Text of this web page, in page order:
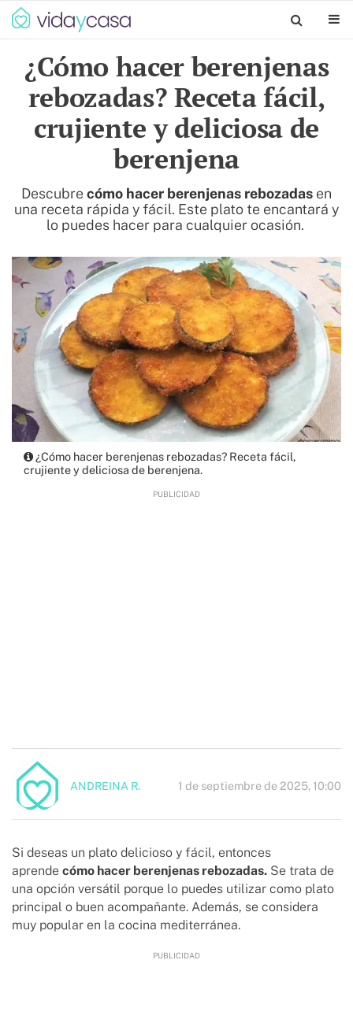
¿Cómo hacer berenjenas
rebozadas? Receta fácil,
crujiente y deliciosa de
berenjena
Descubre cómo hacer berenjenas rebozadas en
una receta rápida y fácil. Este plato te encantará y
lo puedes hacer para cualquier ocasión.
¿Cómo hacer berenjenas rebozadas? Receta fácil,
crujiente y deliciosa de berenjena.
ANDREINA R. 1 de septiembre de 2025, 10:00
Si deseas un plato delicioso y fácil, entonces
aprende cómo hacer berenjenas rebozadas. Se trata de
una opción versátil porque lo puedes utilizar como plato
principal o buen acompañante. Además, se considera
muy popular en la cocina mediterránea.